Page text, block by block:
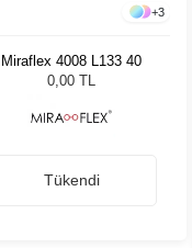
+3
Miraflex 4008 L133 40
0,00 TL
Tükendi